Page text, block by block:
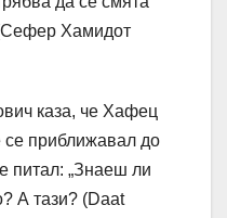
Хамидот
каза, че Хафец
приближавал до
питал: „Знаеш ли
А тази? (Daat